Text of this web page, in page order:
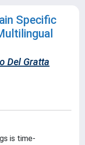
Specific
Del Gratta
is time-